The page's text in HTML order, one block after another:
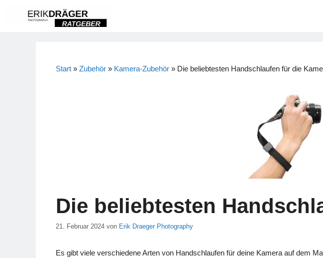
Start » Zubehör » Kamera-Zubehör » Die beliebtesten Handschlaufen für die
Die beliebtesten
21. Februar 2024 von Erik Draeger Photography
Es gibt viele verschiedene Arten von Handschlaufen für deine Kamera auf dem